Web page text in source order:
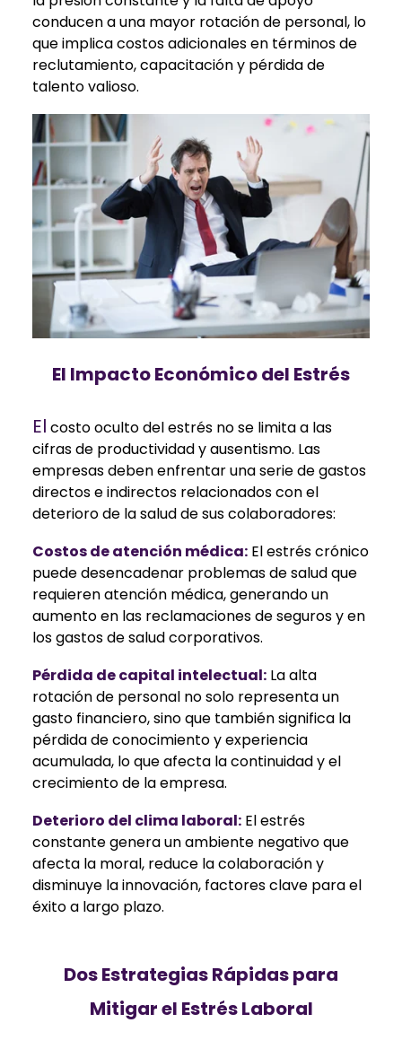
conducen a una mayor rotación de personal, lo
que implica costos adicionales en términos de
reclutamiento, capacitación y pérdida de
talento valioso.
El Impacto Económico del Estrés
El costo oculto del estrés no se limita a las
cifras de productividad y ausentismo. Las
empresas deben enfrentar una serie de gastos
directos e indirectos relacionados con el
deterioro de la salud de sus colaboradores:
Costos de atención médica: El estrés crónico
puede desencadenar problemas de salud que
requieren atención médica, generando un
aumento en las reclamaciones de seguros y en
los gastos de salud corporativos.
Pérdida de capital intelectual: La alta
rotación de personal no solo representa un
gasto financiero, sino que también significa la
pérdida de conocimiento y experiencia
acumulada, lo que afecta la continuidad y el
crecimiento de la empresa.
Deterioro del clima laboral: El estrés
constante genera un ambiente negativo que
afecta la moral, reduce la colaboración y
disminuye la innovación, factores clave para el
éxito a largo plazo.
Dos Estrategias Rápidas para
Mitigar el Estrés Laboral